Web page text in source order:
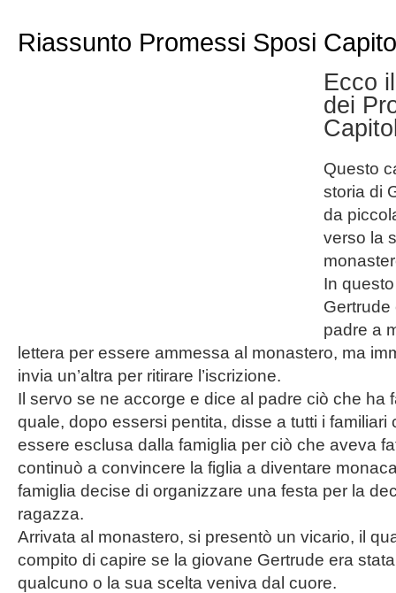
Riassunto Promessi Sposi
Ecco
dei
Questo
storia di
da
verso la
In
Gertrude
padre a
lettera per essere ammessa al monastero, ma
invia un’altra per ritirare l’iscrizione.
Il servo se ne accorge e dice al padre ciò che ha
quale, dopo essersi pentita, disse a tutti i familiari
essere esclusa dalla famiglia per ciò che aveva
continuò a convincere la figlia a diventare
famiglia decise di organizzare una festa per la
ragazza.
Arrivata al monastero, si presentò un vicario, il
compito di capire se la giovane Gertrude era
qualcuno o la sua scelta veniva dal cuore.